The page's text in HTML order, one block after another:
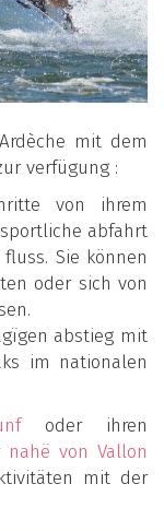
mit dem
verfügung :
von ihrem
abfahrt
Sie können
oder sich von
abstieg mit
im nationalen
oder ihren
von Vallon
mit der